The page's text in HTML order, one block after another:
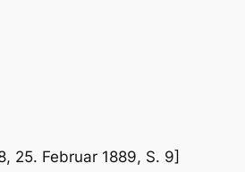
25. Februar 1889, S. 9]